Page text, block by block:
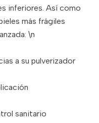
inferiores. Así como
más frágiles
\n
a su pulverizador
sanitario